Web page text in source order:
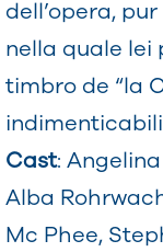
dell’opera,
nella quale lei
timbro de “la
Cast:
Alba
Mc Phee,